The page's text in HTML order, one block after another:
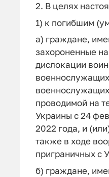
2. В целях
1) к погибшим
а) граждане,
захороненные
дислокации
проводимой на
Украины с 24
2022 года, и
также в ходе
приграничных с
б) граждане,